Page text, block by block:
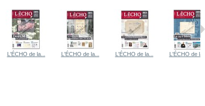
L'ÉCHO de la... L'ÉCHO de la... L'ÉCHO de la... L'ÉCHO de la...